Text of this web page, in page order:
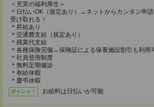
＜充実の福利厚生＞
＊日払いOK（規定あり）→ネットからカンタン申
受け取れる！
＊昇給あり
＊交通費支給（規定あり）
＊残業代支給
＊各種保険完備→保険証による保養施設割引も利
＊社員登用制度
＊無料定期健診
＊有給休暇
＊慶弔休暇
ポイント！ お給料は日払いが可能